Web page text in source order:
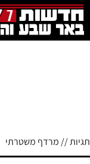
תגיות // מרדף משטרתי